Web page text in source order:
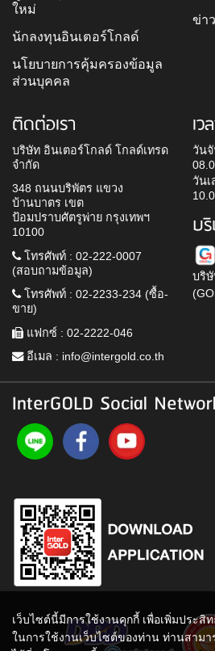
ใหม่
นักลงทุนอินเตอร์โกลด์
นโยบายการคุ้มครองข้อมูล
ส่วนบุคคล
ข่า
ติดต่อเรา
บริษัท อินเตอร์โกลด์ โกลด์เทรด
จำกัด
348 ถนนบริพัตร แขวง
บ้านบาตร เขต
ป้อมปราบศัตรูพ่าย กรุงเทพฯ
10100
โทรศัพท์ : 02-222-0007
(สอบถามข้อมูล)
โทรศัพท์ : 02-2233-234 (ซื้อ-
ขาย)
แฟกซ์ : 02-2222-046
อีเมล : info@intergold.co.th
เ
วัน
วันเ
บ
บริษั
InterGOLD Social
เว็บไซต์นี้มีการใช้งานคุกกี้ เพื่อเพิ่มประ
ในการใช้งานเว็บไซต์ของท่าน ท่านสามา